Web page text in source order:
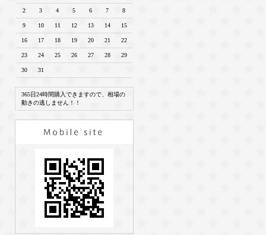
2 3 4 5 6 7 8
9 10 11 12 13 14 15
16 17 18 19 20 21 22
23 24 25 26 27 28 29
30 31
365日24時間購入できますので、相場の
動きの逃しません！！